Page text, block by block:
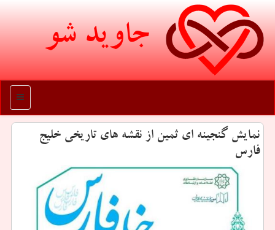
جاوید شو
منو
نمایش گنجینه ای ثمین از نقشه های تاریخی خلیج
فارس